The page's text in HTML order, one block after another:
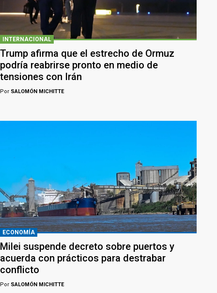
INTERNACIONAL
Trump afirma que el estrecho de Ormuz
podría reabrirse pronto en medio de
tensiones con Irán
Por SALOMÓN MICHITTE
ECONOMÍA
Milei suspende decreto sobre puertos y
acuerda con prácticos para destrabar
conflicto
Por SALOMÓN MICHITTE